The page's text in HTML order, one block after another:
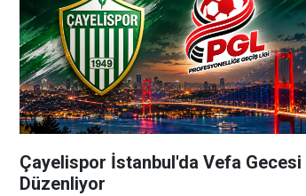
Çayelispor İstanbul'da Vefa Gecesi
Düzenliyor